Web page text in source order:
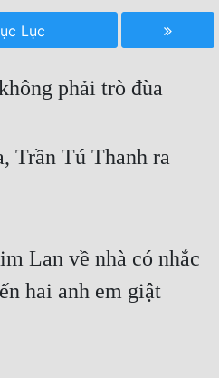
Lục
phải trò đùa
Trần Tú Thanh ra
Lan về nhà có nhắc
hai anh em giật